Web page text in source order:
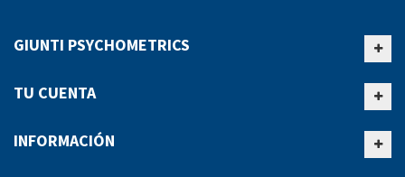
GIUNTI PSYCHOMETRICS
TU CUENTA
INFORMACIÓN